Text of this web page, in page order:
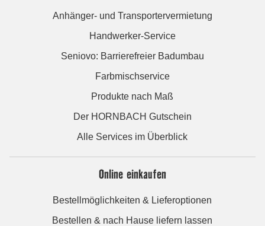
Anhänger- und Transportervermietung
Handwerker-Service
Seniovo: Barrierefreier Badumbau
Farbmischservice
Produkte nach Maß
Der HORNBACH Gutschein
Alle Services im Überblick
Online einkaufen
Bestellmöglichkeiten & Lieferoptionen
Bestellen & nach Hause liefern lassen